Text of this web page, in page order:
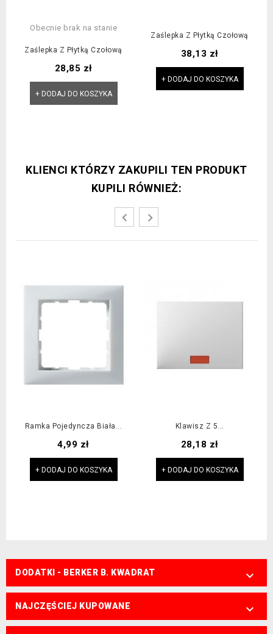
Obecnie brak na stanie
Zaślepka Z Płytką Czołową
Cena
28,85 zł
+ DODAJ DO KOSZYKA
Zaślepka Z Płytką Czołową
Cena
38,13 zł
+ DODAJ DO KOSZYKA
KLIENCI KTÓRZY ZAKUPILI TEN PRODUKT
KUPILI RÓWNIEŻ:
Ramka Pojedyncza Biała...
Cena
4,99 zł
+ DODAJ DO KOSZYKA
Klawisz Z 5...
Cena
28,18 zł
+ DODAJ DO KOSZYKA
DODATKI - BERKER B. KWADRAT 
NAJCZĘŚCIEJ KUPOWANE 